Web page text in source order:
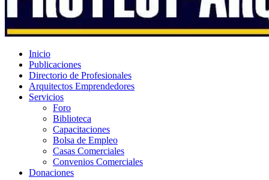
Inicio
Publicaciones
Directorio de Profesionales
Arquitectos Emprendedores
Servicios
Foro
Biblioteca
Capacitaciones
Bolsa de Empleo
Casas Comerciales
Convenios Comerciales
Donaciones